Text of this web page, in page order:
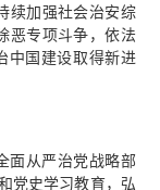
续加强社会治安综
恶专项斗争，依法
中国建设取得新进
面从严治党战略部
党史学习教育，弘